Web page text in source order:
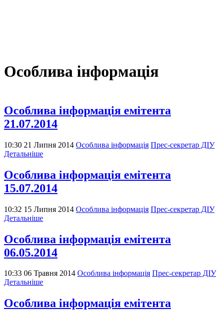
Особлива інформація
Особлива інформація емітента
21.07.2014
10:30 21 Липня 2014 Особлива інформація Прес-секретар ДІУ
Детальніше
Особлива інформація емітента
15.07.2014
10:32 15 Липня 2014 Особлива інформація Прес-секретар ДІУ
Детальніше
Особлива інформація емітента
06.05.2014
10:33 06 Травня 2014 Особлива інформація Прес-секретар ДІУ
Детальніше
Особлива інформація емітента